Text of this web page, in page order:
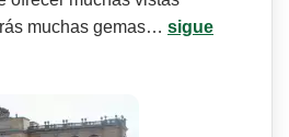
muchas gemas… sigue